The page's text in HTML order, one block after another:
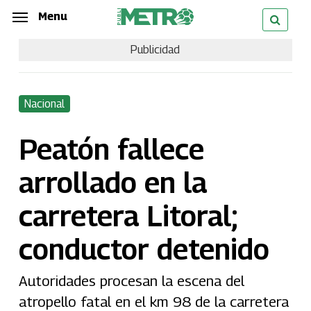
Skip
content
Menu
Publicidad
Nacional
Peatón fallece
arrollado en la
carretera Litoral;
conductor detenido
Autoridades procesan la escena del
atropello fatal en el km 98 de la carretera
Menu